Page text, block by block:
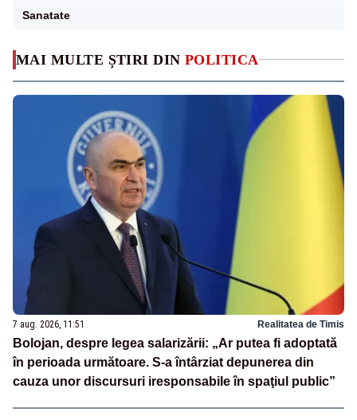
MAI MULTE ȘTIRI DIN POLITICA
7 aug. 2026, 11:51 Realitatea de Timis
Bolojan, despre legea salarizării: „Ar putea fi adoptată
în perioada următoare. S-a întârziat depunerea din
cauza unor discursuri iresponsabile în spaţiul public”
Sanatate